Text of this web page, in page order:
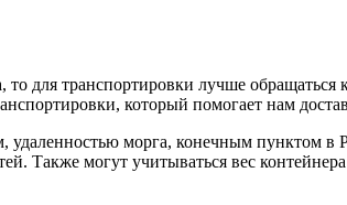
для транспортировки лучше
который помогает нам
удаленностью морга, конечным пунктом
Также могут учитываться вес